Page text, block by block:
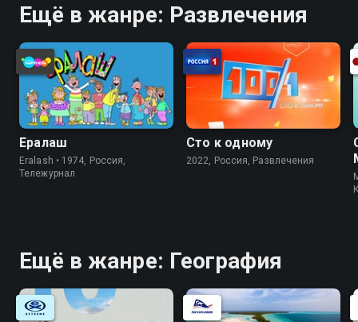
Ещё в жанре: Развлечения
Ералаш
Eralash • 1974, Россия,
Тележурнал
Сто к одному
2022, Россия, Развлечения
Ещё в жанре: География